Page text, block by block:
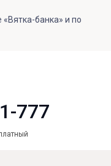
банка» и по
777